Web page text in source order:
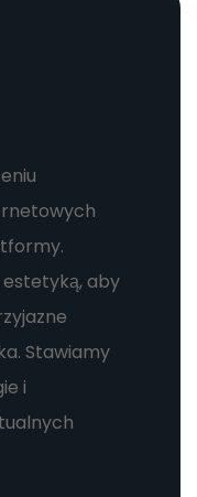
aby
Stawiamy
i